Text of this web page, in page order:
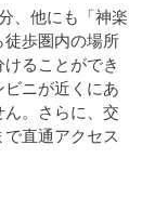
、他にも「神楽
歩圏内の場所
ることができ
ニが近くにあ
ん。さらに、交
直通アクセス